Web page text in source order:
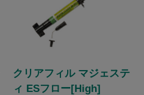
クリアフィル マジェステ
ィ ESフロー[High]